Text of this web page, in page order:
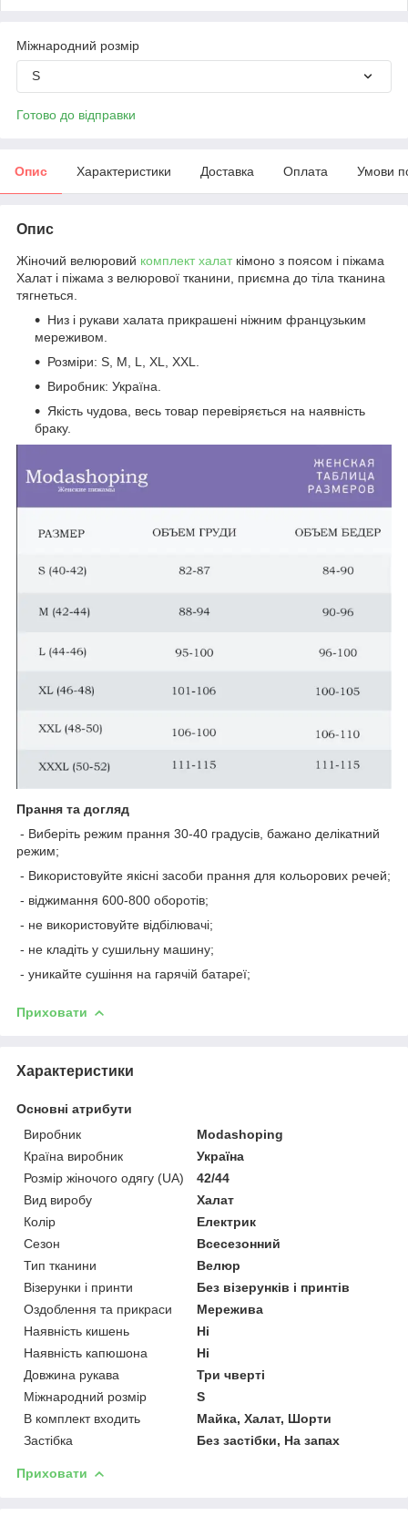
Міжнародний розмір
S
Готово до відправки
Опис Характеристики Доставка Оплата Умови
Опис
Жіночий велюровий комплект халаткімоно з поясом і піжама
Халат і піжама з велюрової тканини, приємна до тіла тканина
тягнеться.
Низ і рукави халата прикрашені ніжним французьким
мереживом.
Розміри: S, M, L, XL, XXL.
Виробник: Україна.
Якість чудова, весь товар перевіряється на наявність
браку.
Прання та догляд
- Виберіть режим прання 30-40 градусів, бажано делікатний
режим;
- Використовуйте якісні засоби прання для кольорових речей;
- віджимання 600-800 оборотів;
- не використовуйте відбілювачі;
- не кладіть у сушильну машину;
- уникайте сушіння на гарячій батареї;
Приховати
Характеристики
Основні атрибути
Виробник
Modashoping
Країна виробник
Україна
Розмір жіночого одягу (UA)
42/44
Вид виробу
Халат
Колір
Електрик
Сезон
Всесезонний
Тип тканини
Велюр
Візерунки і принти
Без візерунків і принтів
Оздоблення та прикраси
Мережива
Наявність кишень
Ні
Наявність капюшона
Ні
Довжина рукава
Три чверті
Міжнародний розмір
S
В комплект входить
Майка, Халат, Шорти
Застібка
Без застібки, На запах
Приховати